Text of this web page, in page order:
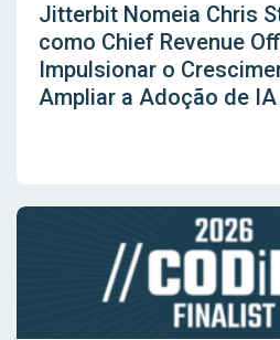
Jitterbit Nomeia Chris
como Chief Revenue
Impulsionar o
Ampliar a Adoção de